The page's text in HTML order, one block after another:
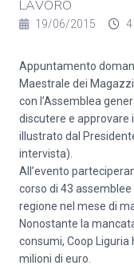
LAVORO
19/06/2015
Appuntamento
Maestrale dei
con l’Assemblea
discutere e approvare
illustrato dal
intervista).
All’evento
corso di 43
regione nel mese di
Nonostante la
consumi, Coop Liguria
milioni di euro.